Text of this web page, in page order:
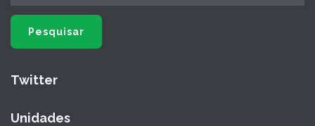
Twitter
Unidades